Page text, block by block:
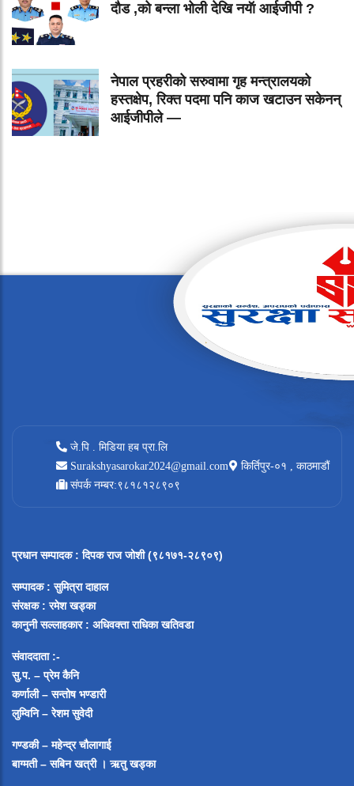
दौड ,को बन्ला भोली देखि नयॅा आईजीपी ?
नेपाल प्रहरीको सरुवामा गृह मन्त्रालयको
हस्तक्षेप, रिक्त पदमा पनि काज खटाउन सकेनन्
आईजीपीले —
जे.पि . मिडिया हब प्रा.लि
Surakshyasarokar2024@gmail.com
किर्तिपुर-०१ , काठमाडौं
संपर्क नम्बर:९८१८१२८९०९
प्रधान सम्पादक: दिपक राज जोशी (९८१७१-२८९०९)
सम्पादक : सुमित्रा दाहाल
संरक्षक : रमेश खड्का
कानुनी सल्लाहकार : अधिवक्ता राधिका खतिवडा
संवाददाता :-
सु.प. – प्रेम कैनि
कर्णाली – सन्तोष भण्डारी
लुम्विनि – रेशम सुवेदी
गण्डकी – महेन्द्र चौलागाई
बाग्मती – सबिन खत्री ।ऋतु खड्का